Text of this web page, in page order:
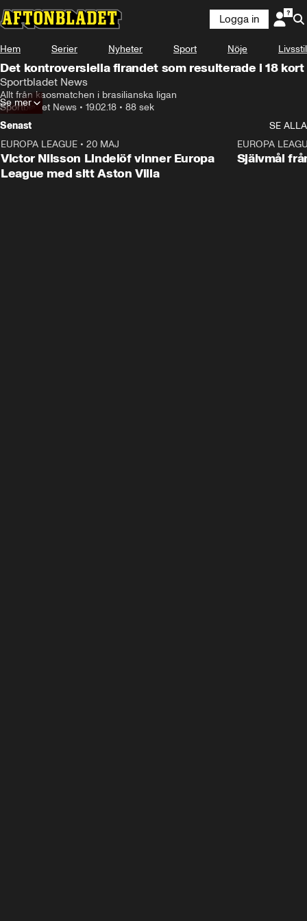
Logga in
Hem Serier Nyheter Sport Nöje Livsstil
Det kontroversiella firandet som resulterade i 18 kort
Sportbladet News
Allt från kaosmatchen i brasilianska ligan
Sportbladet News • 19.02.18 • 88 sek
Se mer
Senast
SE ALLA
EUROPA LEAGUE • 20 MAJ
Victor Nilsson Lindelöf vinner Europa
League med sitt Aston Villa
EUROPA
Självmål